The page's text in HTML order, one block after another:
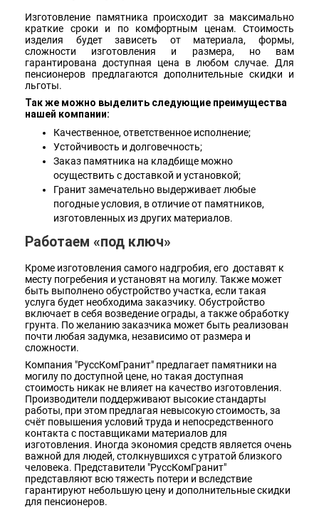
Изготовление памятника происходит за максимально
краткие сроки и по комфортным ценам. Стоимость
изделия будет зависеть от материала, формы,
сложности изготовления и размера, но вам
гарантирована доступная цена в любом случае. Для
пенсионеров предлагаются дополнительные скидки и
льготы.
Так же можно выделить следующие преимущества
нашей компании:
Качественное, ответственное исполнение;
Устойчивость и долговечность;
Заказ памятника на кладбище можно
осуществить с доставкой и установкой;
Гранит замечательно выдерживает любые
погодные условия, в отличие от памятников,
изготовленных из других материалов.
Работаем «под ключ»
Кроме изготовления самого надгробия, его доставят к
месту погребения и установят на могилу. Также может
быть выполнено обустройство участка, если такая
услуга будет необходима заказчику. Обустройство
включает в себя возведение ограды, а также обработку
грунта. По желанию заказчика может быть реализован
почти любая задумка, независимо от размера и
сложности.
Компания "РуссКомГранит" предлагает памятники на
могилу по доступной цене, но такая доступная
стоимость никак не влияет на качество изготовления.
Производители поддерживают высокие стандарты
работы, при этом предлагая невысокую стоимость, за
счёт повышения условий труда и непосредственного
контакта с поставщиками материалов для
изготовления. Иногда экономия средств является очень
важной для людей, столкнувшихся с утратой близкого
человека. Представители "РуссКомГранит"
представляют всю тяжесть потери и вследствие
гарантируют небольшую цену и дополнительные скидки
для пенсионеров.